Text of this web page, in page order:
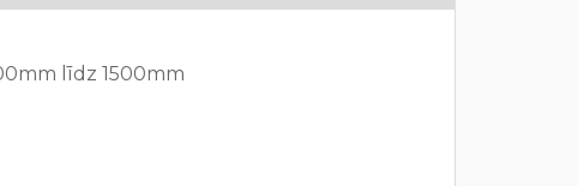
līdz 1500mm